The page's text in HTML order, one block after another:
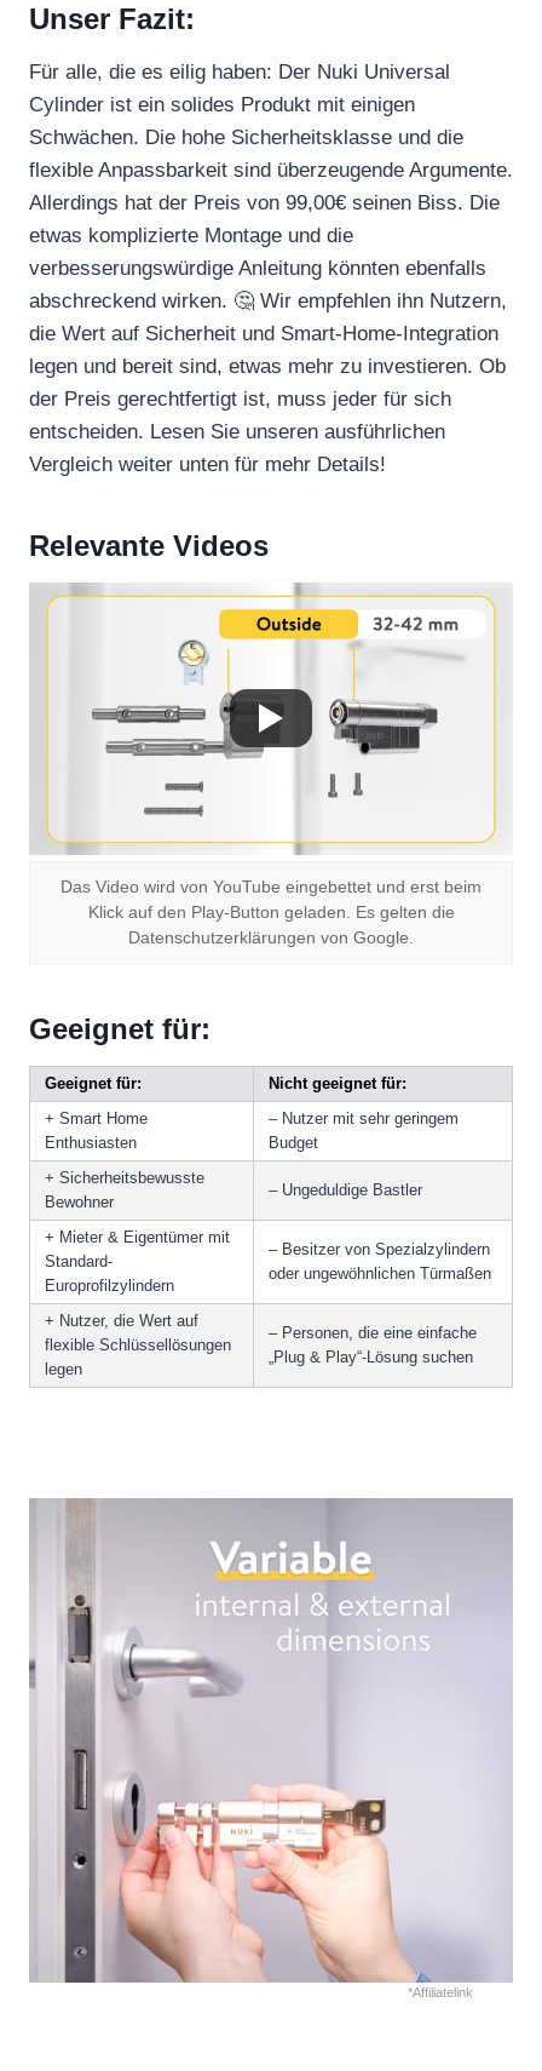
Unser Fazit:
Für alle, die es eilig haben: Der Nuki Universal
Cylinder ist ein solides Produkt mit einigen
Schwächen. Die hohe Sicherheitsklasse und die
flexible Anpassbarkeit sind überzeugende Argumente.
Allerdings hat der Preis von 99,00€ seinen Biss. Die
etwas komplizierte Montage und die
verbesserungswürdige Anleitung könnten ebenfalls
abschreckend wirken. 🤔 Wir empfehlen ihn Nutzern,
die Wert auf Sicherheit und Smart-Home-Integration
legen und bereit sind, etwas mehr zu investieren. Ob
der Preis gerechtfertigt ist, muss jeder für sich
entscheiden. Lesen Sie unseren ausführlichen
Vergleich weiter unten für mehr Details!
Relevante Videos
Das Video wird von YouTube eingebettet und erst beim
Klick auf den Play-Button geladen. Es gelten die
Datenschutzerklärungen von Google.
Geeignet für:
Geeignet für:
Nicht geeignet für:
+ Smart Home
Enthusiasten
– Nutzer mit sehr geringem
Budget
+ Sicherheitsbewusste
Bewohner
– Ungeduldige Bastler
+ Mieter & Eigentümer mit
Standard-
Europrofilzylindern
– Besitzer von Spezialzylindern
oder ungewöhnlichen Türmaßen
+ Nutzer, die Wert auf
flexible Schlüssellösungen
legen
– Personen, die eine einfache
„Plug & Play“-Lösung suchen
*Affiliatelink